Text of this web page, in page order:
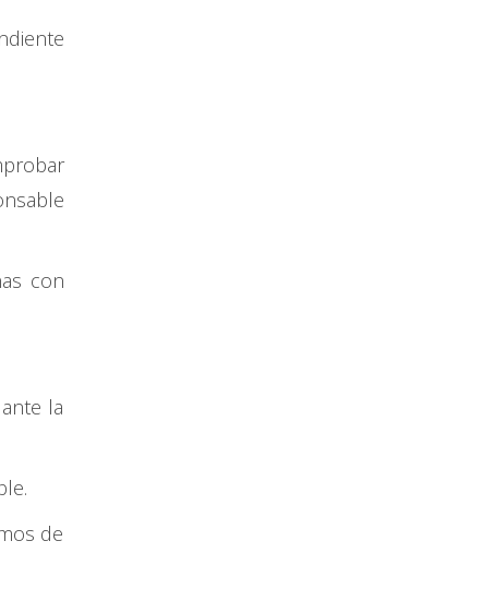
con
la
de